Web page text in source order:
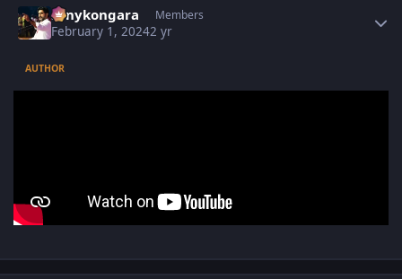
sonykongara Members
February 1, 20242 yr
AUTHOR